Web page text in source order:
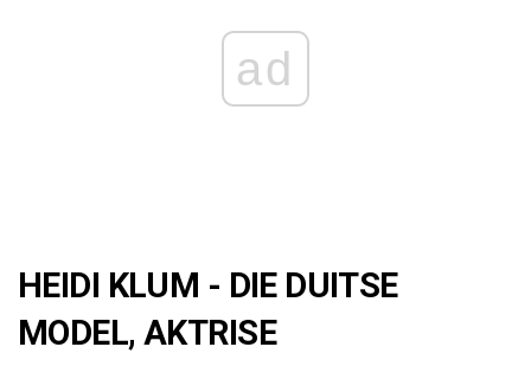
ad
HEIDI KLUM - DIE DUITSE
MODEL, AKTRISE